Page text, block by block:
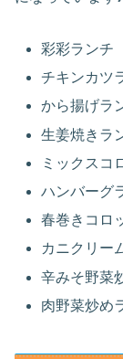
彩彩ランチ
チキンカツ
から揚げラ
生姜焼きラ
ミックス
ハンバーグ
春巻きコロ
カニクリー
辛みそ野菜
肉野菜炒め